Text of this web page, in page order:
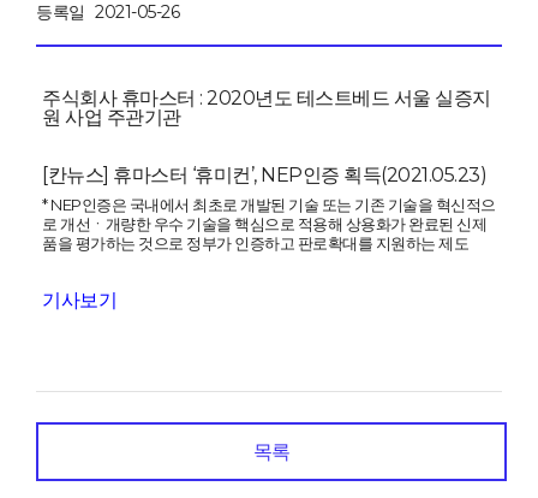
등록일 2021-05-26
주식회사 휴마스터 : 2020년도 테스트베드 서울 실증지
원 사업 주관기관
[칸뉴스] 휴마스터 ‘휴미컨’, NEP인증 획득(2021.05.23)
*NEP인증은 국내에서 최초로 개발된 기술 또는 기존 기술을 혁신적으
로 개선ㆍ개량한 우수 기술을 핵심으로 적용해 상용화가 완료된 신제
품을 평가하는 것으로 정부가 인증하고 판로확대를 지원하는 제도
기사보기
목록